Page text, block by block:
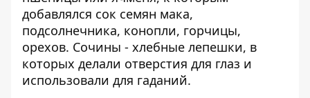
добавлялся сок семян мака,
подсолнечника, конопли, горчицы,
орехов. Сочины - хлебные лепешки, в
которых делали отверстия для глаз и
использовали для гаданий.